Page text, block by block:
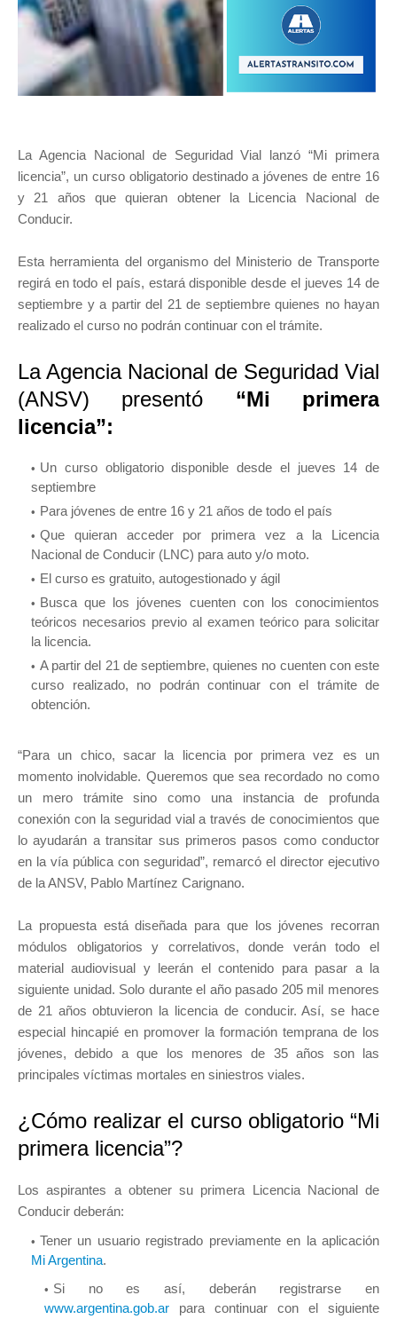
La Agencia Nacional de Seguridad Vial lanzó “Mi primera
licencia”, un curso obligatorio destinado a jóvenes de entre 16
y 21 años que quieran obtener la Licencia Nacional de
Conducir.
Esta herramienta del organismo del Ministerio de Transporte
regirá en todo el país, estará disponible desde el jueves 14 de
septiembre y a partir del 21 de septiembre quienes no hayan
realizado el curso no podrán continuar con el trámite.
La Agencia Nacional de Seguridad Vial
(ANSV) presentó “Mi primera
licencia”:
Un curso obligatorio disponible desde el jueves 14 de
septiembre
Para jóvenes de entre 16 y 21 años de todo el país
Que quieran acceder por primera vez a la Licencia
Nacional de Conducir (LNC) para auto y/o moto.
El curso es gratuito, autogestionado y ágil
Busca que los jóvenes cuenten con los conocimientos
teóricos necesarios previo al examen teórico para solicitar
la licencia.
A partir del 21 de septiembre, quienes no cuenten con este
curso realizado, no podrán continuar con el trámite de
obtención.
“Para un chico, sacar la licencia por primera vez es un
momento inolvidable. Queremos que sea recordado no como
un mero trámite sino como una instancia de profunda
conexión con la seguridad vial a través de conocimientos que
lo ayudarán a transitar sus primeros pasos como conductor
en la vía pública con seguridad”, remarcó el director ejecutivo
de la ANSV, Pablo Martínez Carignano.
La propuesta está diseñada para que los jóvenes recorran
módulos obligatorios y correlativos, donde verán todo el
material audiovisual y leerán el contenido para pasar a la
siguiente unidad. Solo durante el año pasado 205 mil menores
de 21 años obtuvieron la licencia de conducir. Así, se hace
especial hincapié en promover la formación temprana de los
jóvenes, debido a que los menores de 35 años son las
principales víctimas mortales en siniestros viales.
¿Cómo realizar el curso obligatorio “Mi
primera licencia”?
Los aspirantes a obtener su primera Licencia Nacional de
Conducir deberán:
Tener un usuario registrado previamente en la aplicación
Mi Argentina.
Si no es así, deberán registrarse en
www.argentina.gob.ar para continuar con el siguiente